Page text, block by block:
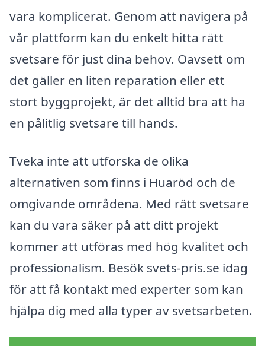
vara komplicerat. Genom att navigera på
vår plattform kan du enkelt hitta rätt
svetsare för just dina behov. Oavsett om
det gäller en liten reparation eller ett
stort byggprojekt, är det alltid bra att ha
en pålitlig svetsare till hands.
Tveka inte att utforska de olika
alternativen som finns i Huaröd och de
omgivande områdena. Med rätt svetsare
kan du vara säker på att ditt projekt
kommer att utföras med hög kvalitet och
professionalism. Besök svets-pris.se idag
för att få kontakt med experter som kan
hjälpa dig med alla typer av svetsarbeten.